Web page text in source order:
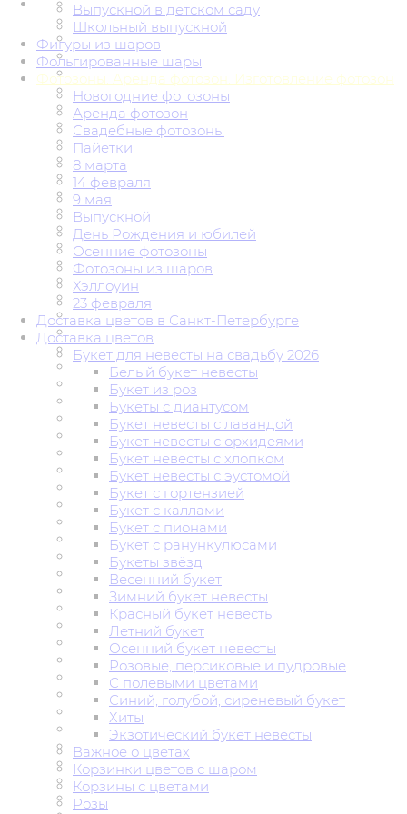
Выпускной в детском саду
Школьный выпускной
Фигуры из шаров
Фольгированные шары
Фотозоны. Аренда фотозон. Изготовление фотозон
Новогодние фотозоны
Аренда фотозон
Свадебные фотозоны
Пайетки
8 марта
14 февраля
9 мая
Выпускной
День Рождения и юбилей
Осенние фотозоны
Фотозоны из шаров
Хэллоуин
23 февраля
Доставка цветов в Санкт-Петербурге
Доставка цветов
Букет для невесты на свадьбу 2026
Белый букет невесты
Букет из роз
Букеты с диантусом
Букет невесты с лавандой
Букет невесты с орхидеями
Букет невесты с хлопком
Букет невесты с эустомой
Букет с гортензией
Букет с каллами
Букет с пионами
Букет с ранункулюсами
Букеты звёзд
Весенний букет
Зимний букет невесты
Красный букет невесты
Летний букет
Осенний букет невесты
Розовые, персиковые и пудровые
С полевыми цветами
Синий, голубой, сиреневый букет
Хиты
Экзотический букет невесты
Важное о цветах
Корзинки цветов с шаром
Корзины с цветами
Розы